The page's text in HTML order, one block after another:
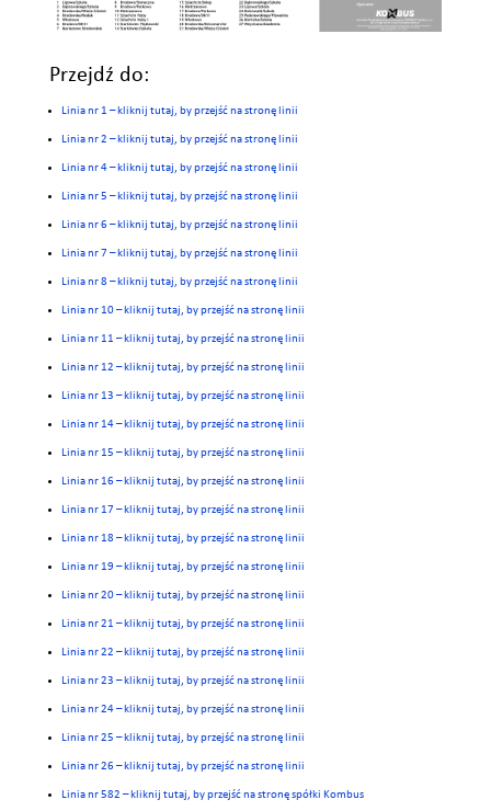
Przejdź do:
Linia nr 1 – kliknij tutaj, by przejść na stronę linii
Linia nr 2 – kliknij tutaj, by przejść na stronę linii
Linia nr 4 – kliknij tutaj, by przejść na stronę linii
Linia nr 5 – kliknij tutaj, by przejść na stronę linii
Linia nr 6 – kliknij tutaj, by przejść na stronę linii
Linia nr 7 – kliknij tutaj, by przejść na stronę linii
Linia nr 8 – kliknij tutaj, by przejść na stronę linii
Linia nr 10 – kliknij tutaj, by przejść na stronę linii
Linia nr 11 – kliknij tutaj, by przejść na stronę linii
Linia nr 12 – kliknij tutaj, by przejść na stronę linii
Linia nr 13 – kliknij tutaj, by przejść na stronę linii
Linia nr 14 – kliknij tutaj, by przejść na stronę linii
Linia nr 15 – kliknij tutaj, by przejść na stronę linii
Linia nr 16 – kliknij tutaj, by przejść na stronę linii
Linia nr 17 – kliknij tutaj, by przejść na stronę linii
Linia nr 18 – kliknij tutaj, by przejść na stronę linii
Linia nr 19 – kliknij tutaj, by przejść na stronę linii
Linia nr 20 – kliknij tutaj, by przejść na stronę linii
Linia nr 21 – kliknij tutaj, by przejść na stronę linii
Linia nr 22 – kliknij tutaj, by przejść na stronę linii
Linia nr 23 – kliknij tutaj, by przejść na stronę linii
Linia nr 24 – kliknij tutaj, by przejść na stronę linii
Linia nr 25 – kliknij tutaj, by przejść na stronę linii
Linia nr 26 – kliknij tutaj, by przejść na stronę linii
Linia nr 582 – kliknij tutaj, by przejść na stronę spółki Kombus